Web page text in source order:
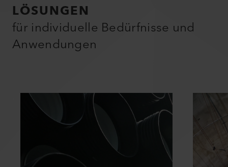
LÖSUNGEN
für individuelle Bedürfnisse und
Anwendungen